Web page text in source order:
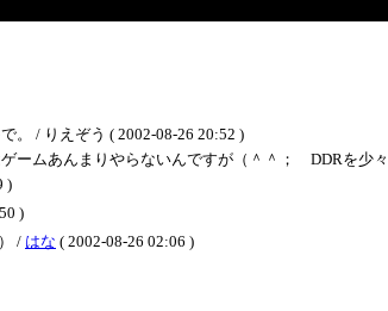
。 / りえぞう ( 2002-08-26 20:52 )
ムあんまりやらないんですが（＾＾； DDRを少
)
)
/ はな ( 2002-08-26 02:06 )